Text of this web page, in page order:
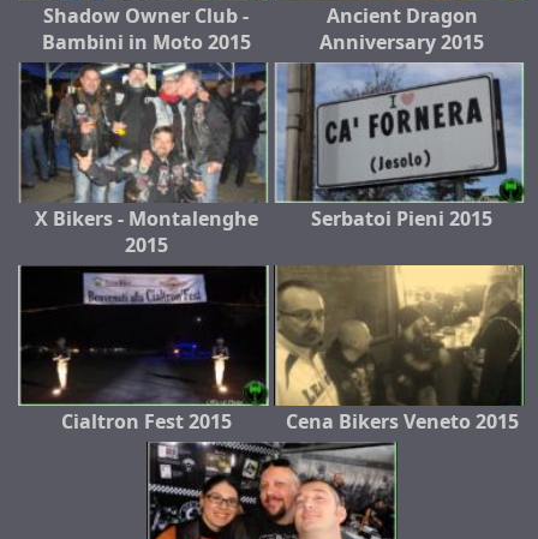
Shadow Owner Club -
Bambini in Moto 2015
Ancient Dragon
Anniversary 2015
X Bikers - Montalenghe
2015
Serbatoi Pieni 2015
Cialtron Fest 2015 Cena Bikers Veneto 2015